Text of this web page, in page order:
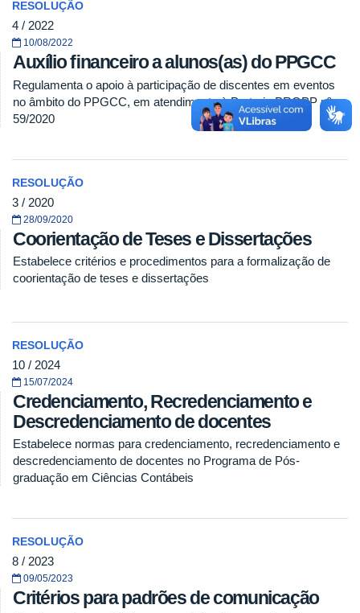
RESOLUÇÃO
4 / 2022
10/08/2022
Auxílio ﬁnanceiro a alunos(as) do PPGCC
Regulamenta o apoio à participação de discentes em eventos
no âmbito do PPGCC, em atendimento à Portaria PROPP nº
59/2020
RESOLUÇÃO
3 / 2020
28/09/2020
Coorientação de Teses e Dissertações
Estabelece critérios e procedimentos para a formalização de
coorientação de teses e dissertações
RESOLUÇÃO
10 / 2024
15/07/2024
Credenciamento, Recredenciamento e
Descredenciamento de docentes
Estabelece normas para credenciamento, recredenciamento e
descredenciamento de docentes no Programa de Pós-
graduação em Ciências Contábeis
RESOLUÇÃO
8 / 2023
09/05/2023
Critérios para padrões de comunicação